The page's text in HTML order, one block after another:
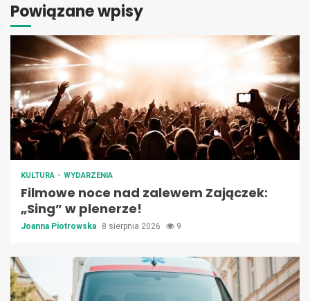
Powiązane wpisy
KULTURA WYDARZENIA
Filmowe noce nad zalewem Zajączek:
„Sing” w plenerze!
Joanna Piotrowska 8 sierpnia 2026 9